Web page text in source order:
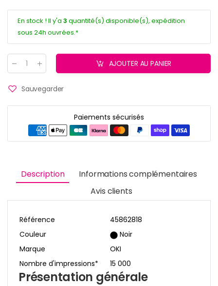
En stock ! Il y'a 3 quantité(s) disponible(s), expédition
sous 24h ouvrées.*
Quantité
AJOUTER AU PANIER
Sauvegarder
Paiements sécurisés
Description
Informations complémentaires
Avis clients
Référence
45862818
Couleur
Noir
Marque
OKI
Nombre d'impressions*
15 000
Présentation générale